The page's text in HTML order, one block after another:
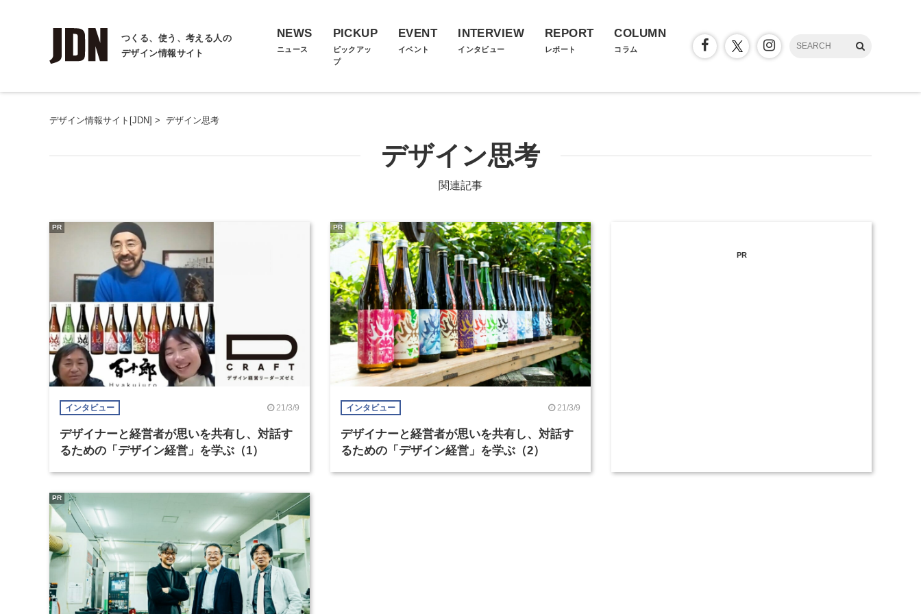
つくる、使う、考える人の
デザイン情報サイト
NEWS
ニュース
PICKUP
ピックアッ
プ
EVENT
イベント
INTERVIEW
インタビュー
REPORT
レポート
COLUMN
コラム
デザイン情報サイト[JDN] > デザイン思考
デザイン思考
関連記事
インタビュー 21/3/9
デザイナーと経営者が思いを共有し、対話す
るための「デザイン経営」を学ぶ（1）
PR
インタビュー 21/3/9
デザイナーと経営者が思いを共有し、対話す
るための「デザイン経営」を学ぶ（2）
PR
PR
PR